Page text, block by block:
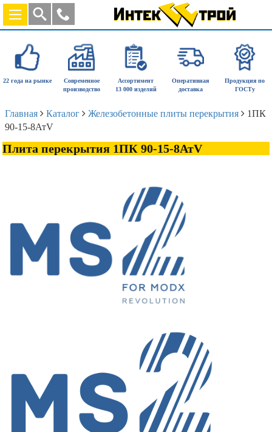
22 года на рынке
Современное
производство
Ассортимент
13 000 изделий
Оперативная
доставка
Продукция по
ГОСТу
Главная Каталог Железобетонные плиты перекрытия
1ПК
90-15-8АтV
Плита перекрытия 1ПК 90-15-8АтV